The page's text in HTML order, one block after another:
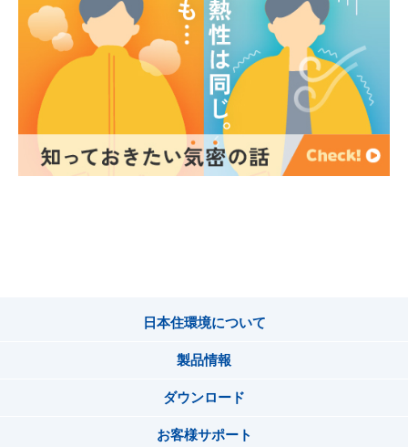
日本住環境について
製品情報
ダウンロード
お客様サポート